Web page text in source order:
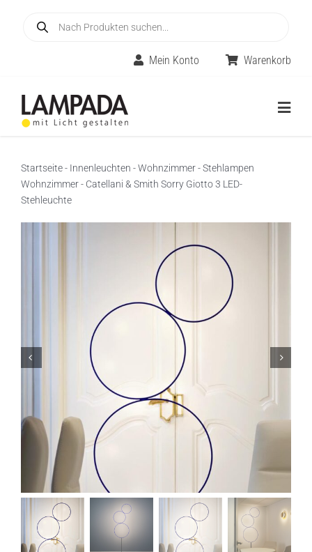
search
Mein Konto Warenkorb
Online-Shop
Innenleuchten
Referenzen
Ratgeber
Startseite- Innenleuchten -Wohnzimmer-Stehlampen
Wohnzimmer- Catellani & Smith Sorry Giotto 3 LED-
Stehleuchte